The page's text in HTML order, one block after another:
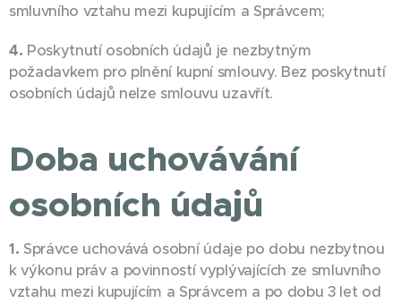
smluvního vztahu mezi kupujícím a Správcem;
4. Poskytnutí osobních údajů je nezbytným
požadavkem pro plnění kupní smlouvy. Bez poskytnutí
osobních údajů nelze smlouvu uzavřít.
Doba uchovávání
osobních údajů
1. Správce uchovává osobní údaje po dobu nezbytnou
k výkonu práv a povinností vyplývajících ze smluvního
vztahu mezi kupujícím a Správcem a po dobu 3 let od